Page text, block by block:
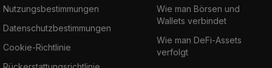
Nutzungsbestimmungen
Datenschutzbestimmungen
Cookie-Richtlinie
Wie man Börsen und
Wallets verbindet
Wie man DeFi-Assets
verfolgt